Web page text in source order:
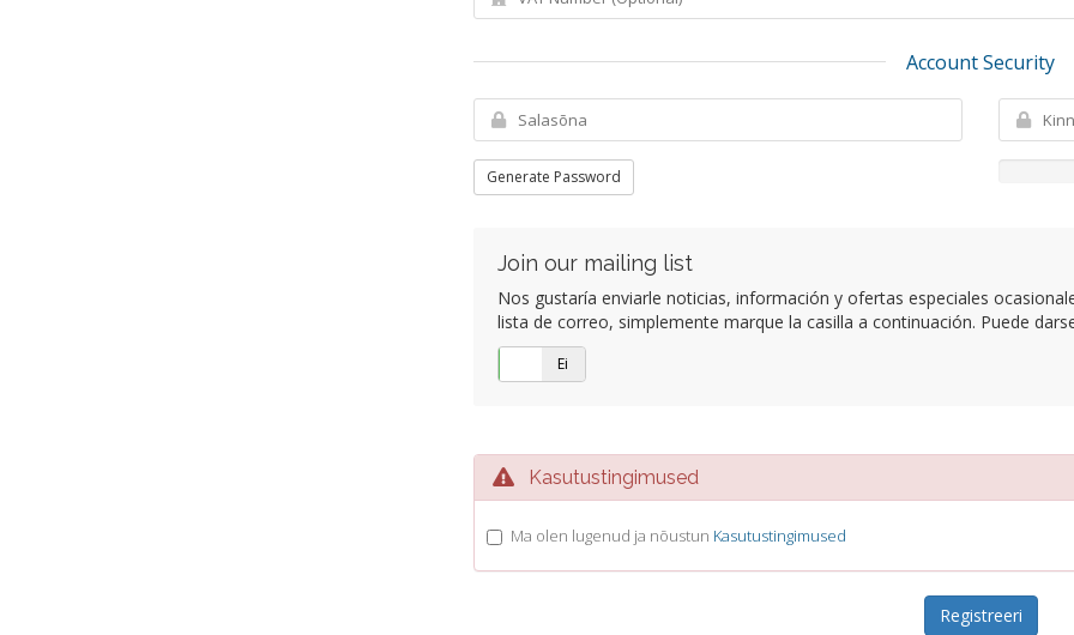
Account Security
Generate Password
Join our mailing list
Nos gustaría enviarle noticias, información y ofertas especiales
lista de correo, simplemente marque la casilla a continuación. Puede
Ei
Kasutustingimused
Ma olen lugenud ja nõustun Kasutustingimused